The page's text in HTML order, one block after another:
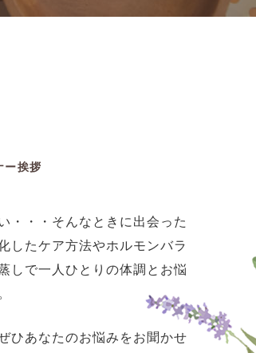
ー挨拶
・・・そんなときに出会った
したケア方法やホルモンバラ
しで一人ひとりの体調とお悩
ひあなたのお悩みをお聞かせ